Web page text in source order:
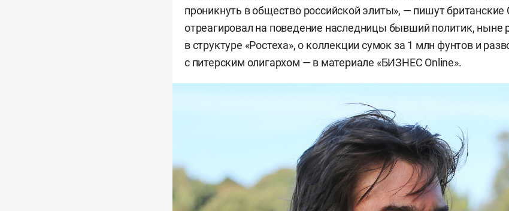
проникнуть в общество российской элиты», — пишут
отреагировал на поведение наследницы бывший политик,
в структуре «Ростеха», о коллекции сумок за 1 млн фунтов и
с питерским олигархом — в материале «БИЗНЕС Online».